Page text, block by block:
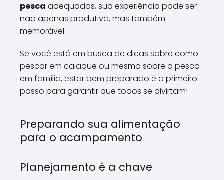
pesca adequados, sua experiência pode ser
não apenas produtiva, mas também
memorável.
Se você está em busca de dicas sobre como
pescar em caiaque ou mesmo sobre a pesca
em família, estar bem preparado é o primeiro
passo para garantir que todos se divirtam!
Preparando sua alimentação
para o acampamento
Planejamento é a chave